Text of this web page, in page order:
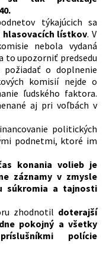
týkajúcich sa
hlasovacích lístkov. V
nebola vydaná
to upozorniť predsedu
o doplnenie
komisií nejde o
ľudského faktora.
aj pri voľbách v
politických
podnetmi, ktoré im
konania volieb je
záznamy v zmysle
súkromia a tajnosti
zhodnotil doterajší
pokojný a všetky
polície